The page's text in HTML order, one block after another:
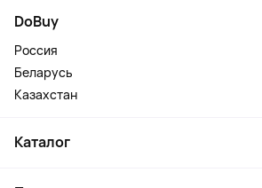
DoBuy
Россия
Беларусь
Казахстан
Каталог